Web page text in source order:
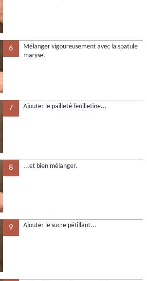
6
Mélanger vigoureusement avec la spatule
maryse.
7 Ajouter le pailleté feuilletine...
8 ...et bien mélanger.
9 Ajouter le sucre pétillant...